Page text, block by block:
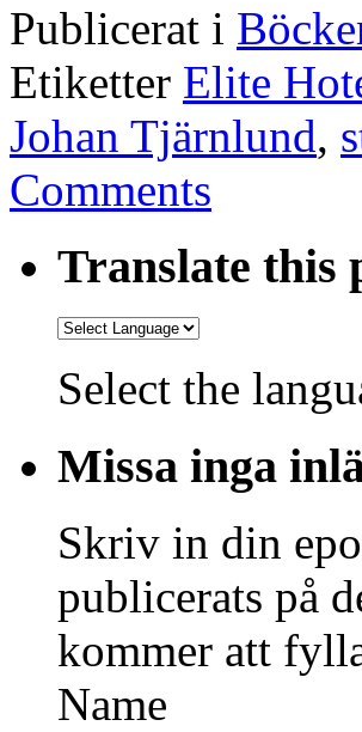
Publicerat i
Etiketter Elite
Johan Tjärnlund,
Comments
Translate this
Select the
Missa inga
Skriv in din
publicerats på
kommer att
Name